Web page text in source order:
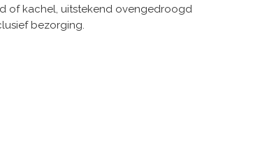
of kachel, uitstekend ovengedroogd
bezorging.